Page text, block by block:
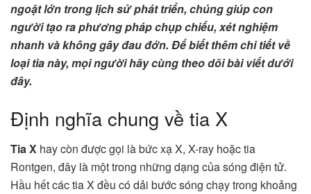
ngoặt lớn trong lịch sử phát triển, chúng giúp con
người tạo ra phương pháp chụp chiếu, xét nghiệm
nhanh và không gây đau đớn. Để biết thêm chi tiết về
loại tia này, mọi người hãy cùng theo dõi bài viết dưới
đây.
Định nghĩa chung về tia X
Tia X hay còn được gọi là bức xạ X, X-ray hoặc tia
Rontgen, đây là một trong những dạng của sóng điện tử.
Hầu hết cáctia X đều có dải bước sóng chạy trong khoảng